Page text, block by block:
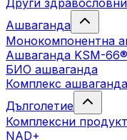
Други
Ашваганда
Монокомпонентна
Ашваганда KSM-66®
БИО ашваганда
Комплекс ашваганда
Дълголетие
Комплексни
NAD+